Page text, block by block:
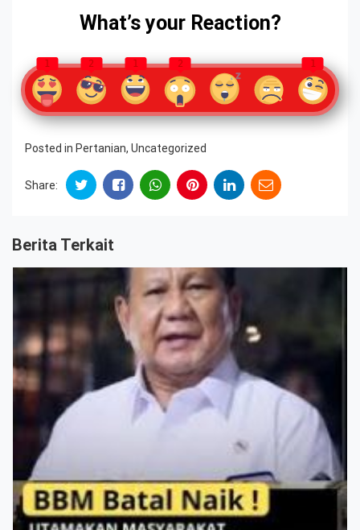
What’s your Reaction?
1 2 1 2 1
Posted in Pertanian, Uncategorized
Share:
Berita Terkait